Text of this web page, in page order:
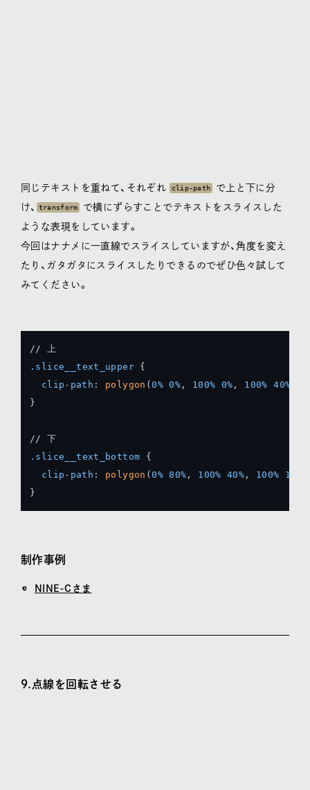
同じテキストを重ねて、それぞれ clip-path
で上と下に分
け、
transform
で横にずらすことでテキストをスライスした
ような表現をしています。
今回はナナメに一直線でスライスしていますが、角度を変え
たり、ガタガタにスライスしたりできるのでぜひ色々試して
みてください。
.slice__text_upper {
clip-path : polygon (0% 0% , 100% 0% , 100% 40%
}
.slice__text_bottom {
clip-path : polygon (0% 80% , 100% 40% , 100% 100%
}
制作事例
NINE-Cさま
9.点線を回転させる